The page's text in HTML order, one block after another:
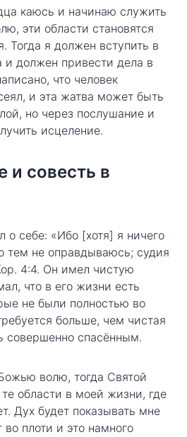
каюсь и начинаю служить
эти области становятся
Тогда я должен вступить в
и должен привести дела в
что человек
и эта жатва может быть
но через послушание и
исцеление.
и совесть в
о себе: «Ибо [хотя] я ничего
тем не оправдываюсь; судия
4:4. Он имел чистую
что в его жизни есть
не были полностью во
больше, чем чистая
совершенно спасённым.
волю, тогда Святой
области в моей жизни, где
Дух будет показывать мне
плоти и это намного